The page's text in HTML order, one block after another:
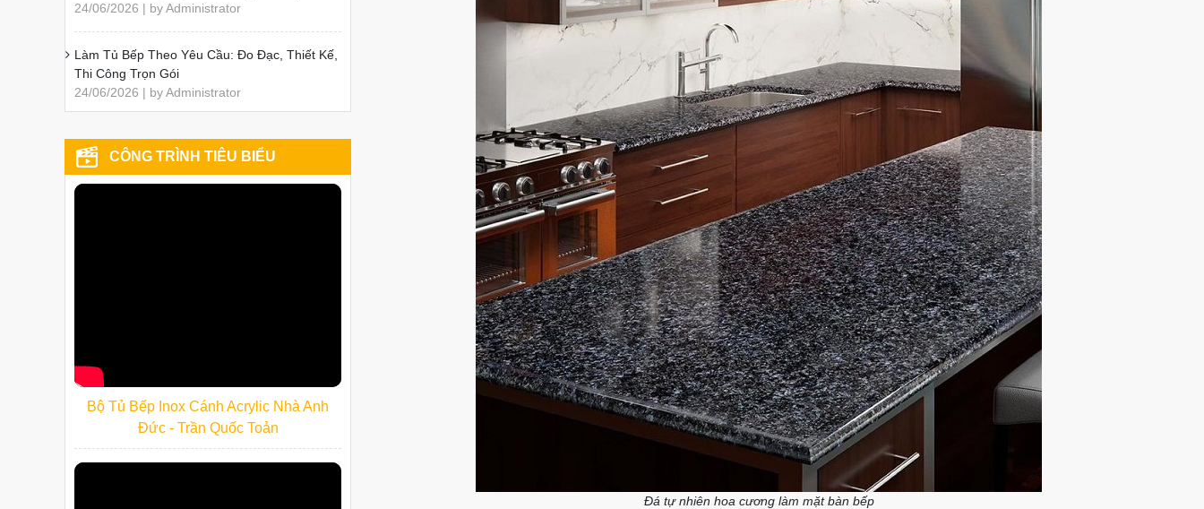
Đá tự nhiên hoa cương làm mặt bàn bếp
24/06/2026 | by Administrator
Làm Tủ Bếp Theo Yêu Cầu: Đo Đạc, Thiết Kế,
Thi Công Trọn Gói
24/06/2026 | by Administrator
CÔNG TRÌNH TIÊU BIỂU
Bộ Tủ Bếp Inox Cánh Acrylic Nhà Anh
Đức - Trần Quốc Toản